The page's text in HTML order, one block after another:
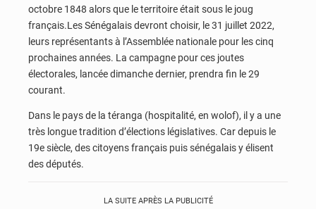
octobre 1848 alors que le territoire était sous le joug
français.Les Sénégalais devront choisir, le 31 juillet 2022,
leurs représentants à l’Assemblée nationale pour les cinq
prochaines années. La campagne pour ces joutes
électorales, lancée dimanche dernier, prendra fin le 29
courant.
Dans le pays de la téranga (hospitalité, en wolof), il y a une
très longue tradition d’élections législatives. Car depuis le
19e siècle, des citoyens français puis sénégalais y élisent
des députés.
LA SUITE APRÈS LA PUBLICITÉ